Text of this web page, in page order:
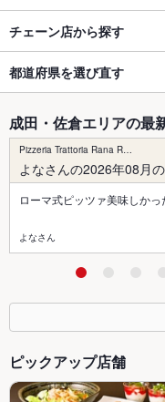
チェーン店から探す
都道府県を選び直す
成田・佐倉エリアの最
Pizzeria Trattoria Rana R…
よなさんの2026年08月
ローマ式ピッツァ美味しかっ
よなさん
ピックアップ店舗